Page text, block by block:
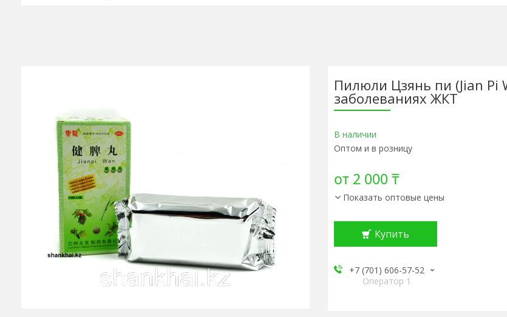
Пилюли Цзянь пи (Jian Pi
заболеваниях ЖКТ
В наличии
Оптом и в розницу
от 2 000 ₸
Показать оптовые цены
Купить
+7 (701) 606-57-52
Оператор 1